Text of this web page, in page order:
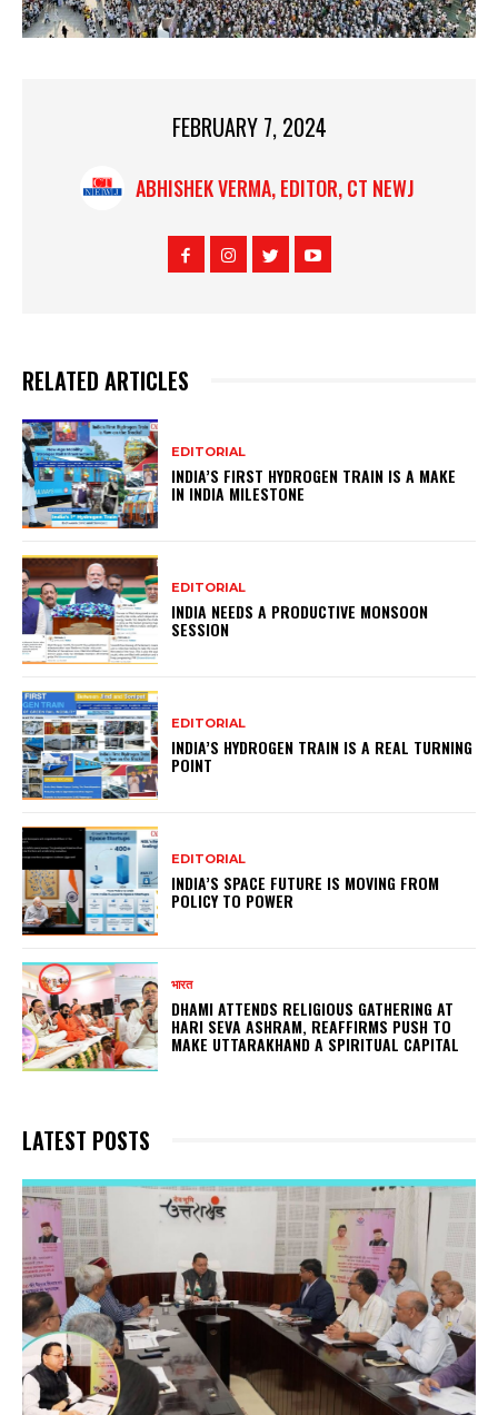
FEBRUARY 7, 2024
ABHISHEK VERMA, EDITOR, CT NEWJ
RELATED ARTICLES
EDITORIAL
INDIA’S FIRST HYDROGEN TRAIN IS A MAKE
IN INDIA MILESTONE
EDITORIAL
INDIA NEEDS A PRODUCTIVE MONSOON
SESSION
EDITORIAL
INDIA’S HYDROGEN TRAIN IS A REAL TURNING
POINT
EDITORIAL
INDIA’S SPACE FUTURE IS MOVING FROM
POLICY TO POWER
भारत
DHAMI ATTENDS RELIGIOUS GATHERING AT
HARI SEVA ASHRAM, REAFFIRMS PUSH TO
MAKE UTTARAKHAND A SPIRITUAL CAPITAL
LATEST POSTS